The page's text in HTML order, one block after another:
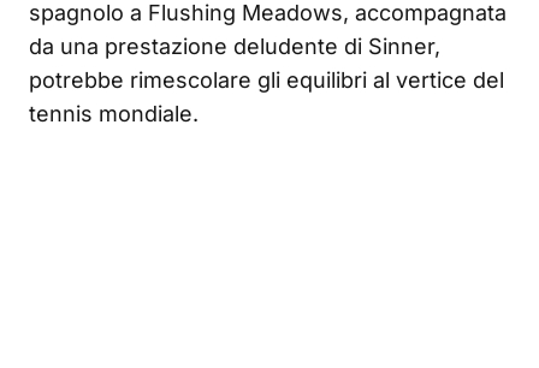
spagnolo a Flushing Meadows, accompagnata
da una prestazione deludente di Sinner,
potrebbe rimescolare gli equilibri al vertice del
tennis mondiale.